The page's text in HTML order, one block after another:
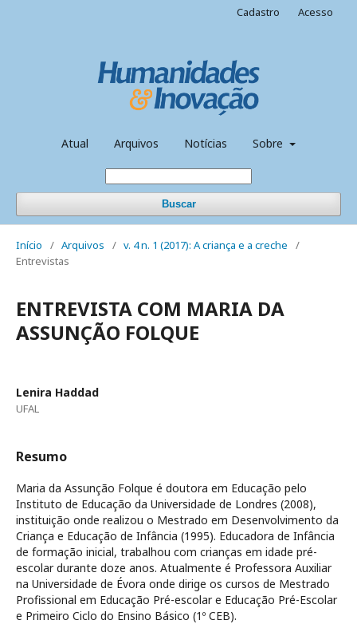
Atual Arquivos Notícias Sobre
Buscar
Cadastro Acesso
Início / Arquivos / v. 4 n. 1 (2017): A criança e a creche
/
Entrevistas
ENTREVISTA COM MARIA DA
ASSUNÇÃO FOLQUE
Lenira Haddad
UFAL
Resumo
Maria da Assunção Folque é doutora em Educação pelo
Instituto de Educação da Universidade de Londres (2008),
instituição onde realizou o Mestrado em Desenvolvimento da
Criança e Educação de Infância (1995). Educadora de Infância
de formação inicial, trabalhou com crianças em idade pré-
escolar durante doze anos. Atualmente é Professora Auxiliar
na Universidade de Évora onde dirige os cursos de Mestrado
Profissional em Educação Pré-escolar e Educação Pré-Escolar
e Primeiro Ciclo do Ensino Básico (1º CEB).